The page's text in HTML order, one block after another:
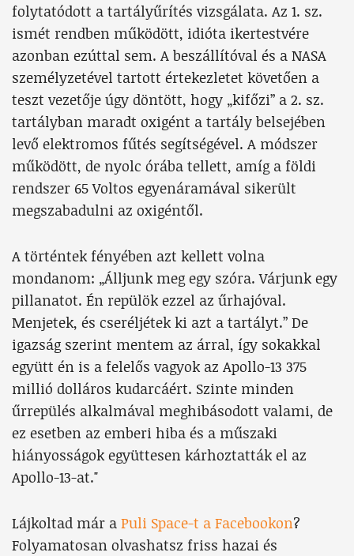
folytatódott a tartályűrítés vizsgálata. Az 1. sz.
ismét rendben működött, idióta ikertestvére
azonban ezúttal sem. A beszállítóval és a NASA
személyzetével tartott értekezletet követően a
teszt vezetője úgy döntött, hogy „kifőzi” a 2. sz.
tartályban maradt oxigént a tartály belsejében
levő elektromos fűtés segítségével. A módszer
működött, de nyolc órába tellett, amíg a földi
rendszer 65 Voltos egyenáramával sikerült
megszabadulni az oxigéntől.
A történtek fényében azt kellett volna
mondanom: „Álljunk meg egy szóra. Várjunk egy
pillanatot. Én repülök ezzel az űrhajóval.
Menjetek, és cseréljétek ki azt a tartályt.” De
igazság szerint mentem az árral, így sokakkal
együtt én is a felelős vagyok az Apollo-13 375
millió dolláros kudarcáért. Szinte minden
űrrepülés alkalmával meghibásodott valami, de
ez esetben az emberi hiba és a műszaki
hiányosságok együttesen kárhoztatták el az
Apollo-13-at."
Lájkoltad már a Puli Space-t a Facebookon?
Folyamatosan olvashatsz friss hazai és